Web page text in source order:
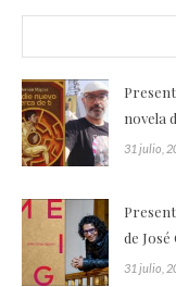
novela
31 julio,
de
31 julio,